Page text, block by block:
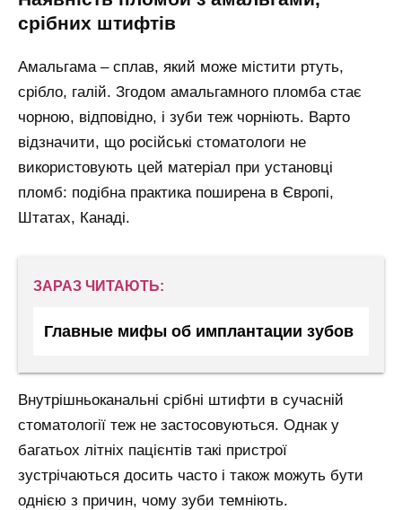
срібних штифтів
Амальгама – сплав, який може містити ртуть,
срібло, галій. Згодом амальгамного пломба стає
чорною, відповідно, і зуби теж чорніють. Варто
відзначити, що російські стоматологи не
використовують цей матеріал при установці
пломб: подібна практика поширена в Європі,
Штатах, Канаді.
ЗАРАЗ ЧИТАЮТЬ:
Главные мифы об имплантации зубов
Внутрішньоканальні срібні штифти в сучасній
стоматології теж не застосовуються. Однак у
багатьох літніх пацієнтів такі пристрої
зустрічаються досить часто і також можуть бути
однією з причин, чому зуби темніють.